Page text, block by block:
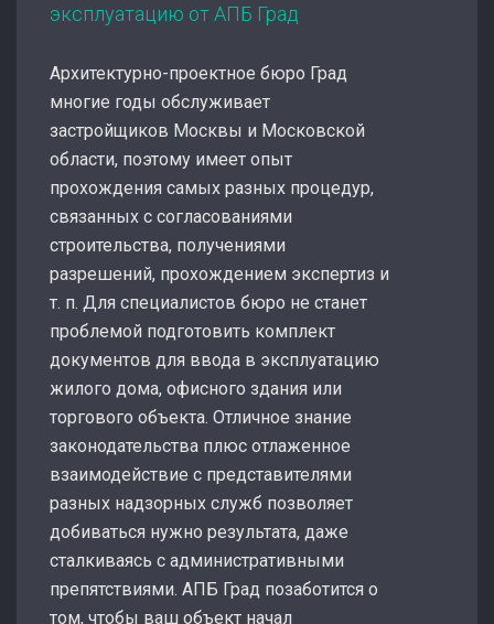
эксплуатацию от АПБ Град
Архитектурно-проектное бюро Град
многие годы обслуживает
застройщиков Москвы и Московской
области, поэтому имеет опыт
прохождения самых разных процедур,
связанных с согласованиями
строительства, получениями
разрешений, прохождением экспертиз и
т. п. Для специалистов бюро не станет
проблемой подготовить комплект
документов для ввода в эксплуатацию
жилого дома, офисного здания или
торгового объекта. Отличное знание
законодательства плюс отлаженное
взаимодействие с представителями
разных надзорных служб позволяет
добиваться нужно результата, даже
сталкиваясь с административными
препятствиями. АПБ Град позаботится о
том, чтобы ваш объект начал